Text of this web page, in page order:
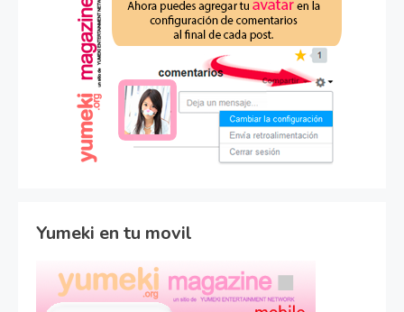
Yumeki en tu movil